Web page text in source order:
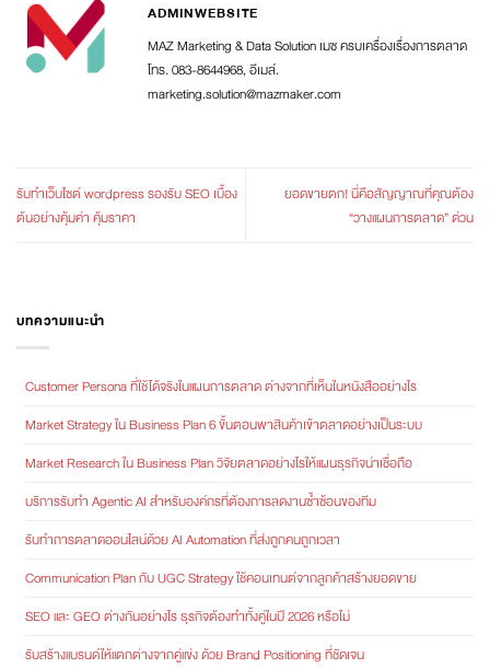
ADMINWEBSITE
MAZ Marketing & Data Solution เมซ ครบเครื่องเรื่องการตลาด
โทร. 083-8644968, อีเมล์.
marketing.solution@mazmaker.com
รับทำเว็บไซต์ wordpress รองรับ SEO เบื้อง
ต้นอย่างคุ้มค่า คุ้มราคา
ยอดขายตก! นี่คือสัญญาณที่คุณต้อง
“วางแผนการตลาด” ด่วน
บทความแนะนำ
Customer Persona ที่ใช้ได้จริงในแผนการตลาด ต่างจากที่เห็นในหนังสืออย่างไร
Market Strategy ใน Business Plan 6 ขั้นตอนพาสินค้าเข้าตลาดอย่างเป็นระบบ
Market Research ใน Business Plan วิจัยตลาดอย่างไรให้แผนธุรกิจน่าเชื่อถือ
บริการรับทำ Agentic AI สำหรับองค์กรที่ต้องการลดงานซ้ำซ้อนของทีม
รับทำการตลาดออนไลน์ด้วย AI Automation ที่ส่งถูกคนถูกเวลา
Communication Plan กับ UGC Strategy ใช้คอนเทนต์จากลูกค้าสร้างยอดขาย
SEO และ GEO ต่างกันอย่างไร ธุรกิจต้องทำทั้งคู่ในปี 2026 หรือไม่
รับสร้างแบรนด์ให้แตกต่างจากคู่แข่ง ด้วย Brand Positioning ที่ชัดเจน